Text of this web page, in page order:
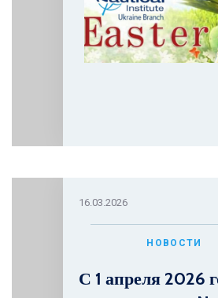
16.03.2026
НОВОСТИ
С 1 апреля 2026